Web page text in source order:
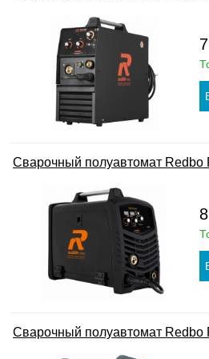
Сварочный полуавтомат Redbo
Сварочный полуавтомат Redbo